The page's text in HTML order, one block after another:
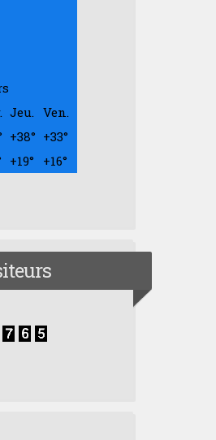
Jeu. Ven.
+38° +33°
+19° +16°